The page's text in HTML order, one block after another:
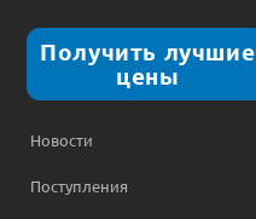
Получить лучшие
цены
Новости
Поступления